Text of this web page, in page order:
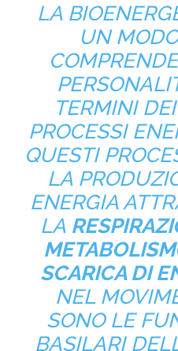
LA
UN
TERMINI
PROCESSI
QUESTI
LA
ENERGIA
LA
SCARICA DI
NEL
SONO LE
BASILARI